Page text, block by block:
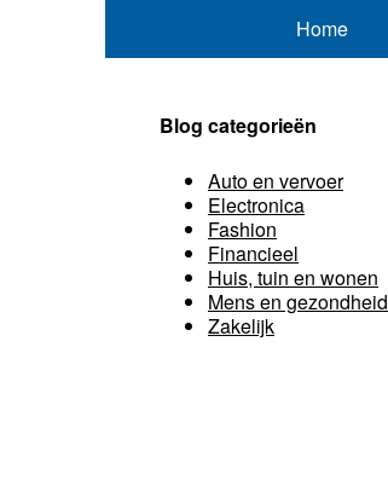
Home
Blog categorieën
Auto en vervoer
Electronica
Fashion
Financieel
Huis, tuin en wonen
Mens en gezondheid
Zakelijk